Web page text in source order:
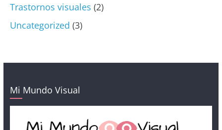
Trastornos visuales (2)
Uncategorized (3)
Mi Mundo Visual